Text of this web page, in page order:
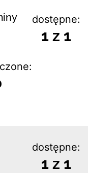
dostępne:
1 z 1
dostępne:
1 z 1